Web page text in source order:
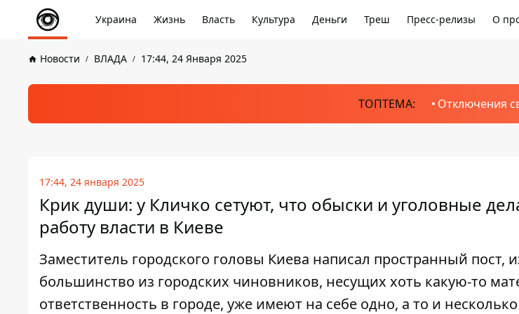
Украина Жизнь Власть Культура Деньги Треш Пресс-релизы О
Новости ВЛАДА 17:44, 24 Января 2025
ТОПТЕМА: Отключения
17:44, 24 января 2025
Крик души: у Кличко сетуют, что обыски и уголовные
работу власти в Киеве
Заместитель городского головы Киева написал пространный пост,
большинство из городских чиновников, несущих хоть какую-то
ответственность в городе, уже имеют на себе одно, а то и